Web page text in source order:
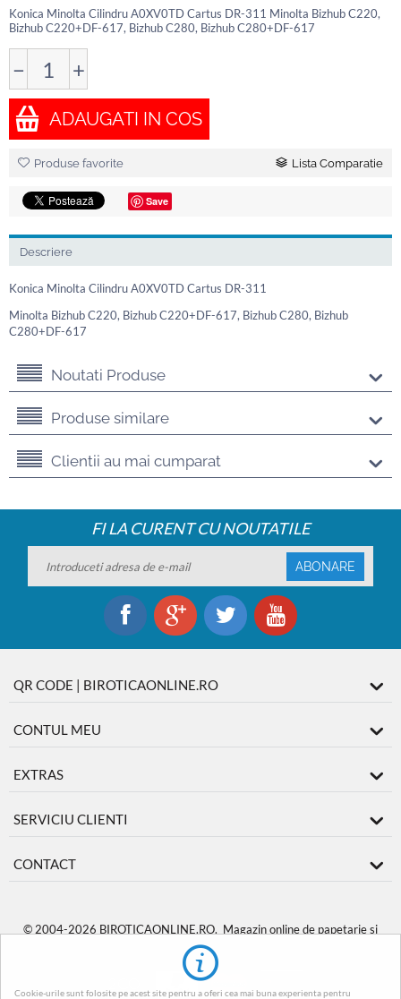
Cookie-urile sunt folosite pe acest site pentru a oferi cea mai buna experienta pentru
Konica Minolta Cilindru A0XV0TD Cartus DR-311 Minolta Bizhub C220,
Bizhub C220+DF-617, Bizhub C280, Bizhub C280+DF-617
− +
ADAUGATI IN COS
Produse favorite Lista Comparatie
Save
Descriere
Konica Minolta Cilindru A0XV0TD Cartus DR-311
Minolta Bizhub C220, Bizhub C220+DF-617, Bizhub C280, Bizhub
C280+DF-617
Noutati Produse
Produse similare
Clientii au mai cumparat
FI LA CURENT CU NOUTATILE
ABONARE
QR CODE | BIROTICAONLINE.RO
CONTUL MEU
EXTRAS
SERVICIU CLIENTI
CONTACT
© 2004-2026 BIROTICAONLINE.RO. Magazin online de papetarie si
produse de biroticaBiroticaOnline.ro